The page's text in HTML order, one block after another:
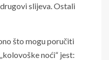
slijeva. Ostali
što mogu poručiti
noći“ jest: